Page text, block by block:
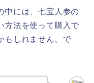
中には、七宝人参の
方法を使って購入で
もしれません。で